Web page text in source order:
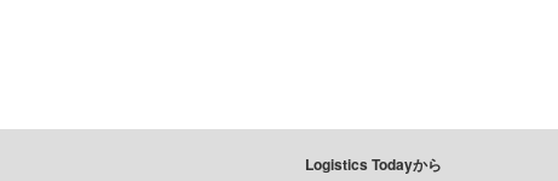
Logistics Todayから